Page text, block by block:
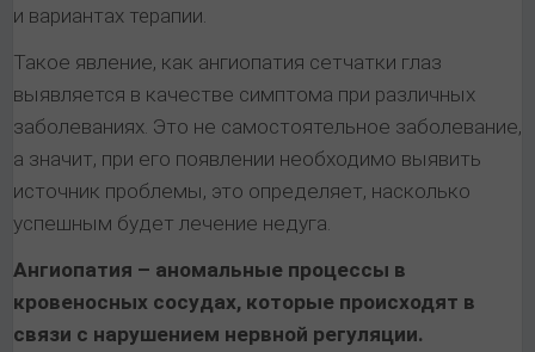
и вариантах терапии.
Такое явление, как ангиопатия сетчатки глаз
выявляется в качестве симптома при различных
заболеваниях. Это не самостоятельное заболевание,
а значит, при его появлении необходимо выявить
источник проблемы, это определяет, насколько
успешным будет лечение недуга.
Ангиопатия – аномальные процессы в
кровеносных сосудах, которые происходят в
связи с нарушением нервной регуляции.